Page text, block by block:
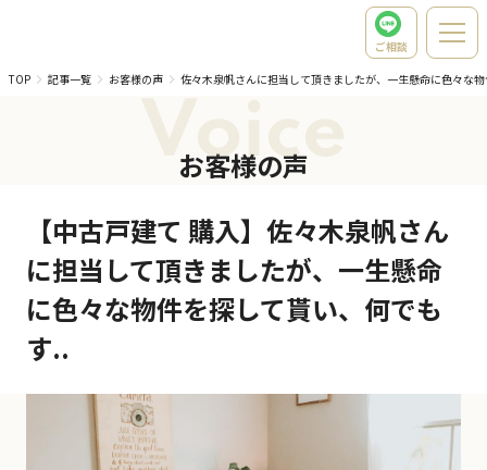
ご相談
TOP
記事一覧 お客様の声 佐々木泉帆さんに担当して頂きましたが、一生懸命に色々な
Voice
お客様の声
【中古戸建て 購入】佐々木泉帆さん
に担当して頂きましたが、一生懸命
に色々な物件を探して貰い、何でも
す..